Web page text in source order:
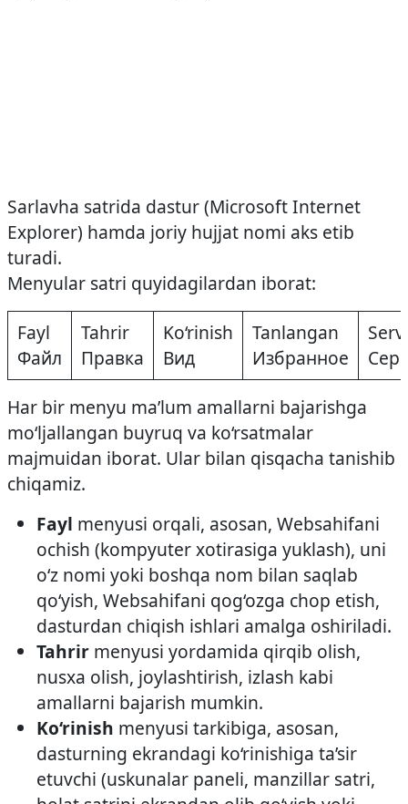
Sarlavha satrida dastur (Microsoft Internet
Explorer) hamda joriy hujjat nomi aks etib
turadi.
Menyular satri quyidagilardan iborat:
Fayl
Файл
Tahrir
Правка
Ko‘rinish
Вид
Tanlangan
Избранное
Har bir menyu ma’lum amallarni bajarishga
mo‘ljallangan buyruq va ko‘rsatmalar
majmuidan iborat. Ular bilan qisqacha tanishib
chiqamiz.
Fayl menyusi orqali, asosan, Web­sahifani
ochish (kompyuter xotirasiga yuklash), uni
o‘z nomi yoki boshqa nom bilan saqlab
qo‘yish, Web­sahifani qog‘ozga chop etish,
dasturdan chiqish ishlari amalga oshiriladi.
Tahrir menyusi yordamida qirqib olish,
nusxa olish, joylashtirish, izlash kabi
amallarni bajarish mumkin.
Ko‘rinish menyusi tarkibiga, asosan,
dasturning ekrandagi ko‘rinishiga ta’sir
etuvchi (uskunalar paneli, manzillar satri,